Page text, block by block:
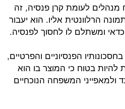
לעומת קרן פנסיה, זה
הרלוונטית אליו. הוא יעבור
ומשתלם לו לחסוך לפנסיה.
הפנסיוניים והפרטיים,
בטוח כי המוצר בו הוא
ולמאפייני המשפחה הנוכחיים